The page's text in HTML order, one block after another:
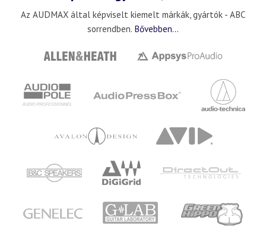
Az AUDMAX által képviselt kiemelt márkák, gyártók - ABC
sorrendben. Bővebben...